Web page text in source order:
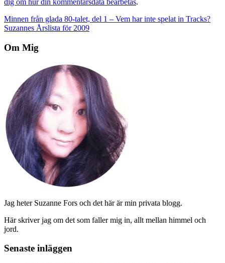
dig om hur din kommentarsdata bearbetas.
Inläggsnavigering
Minnen från glada 80-talet, del 1 – Vem har inte spelat in Tracks?
Suzannes Årslista för 2009
Om Mig
Jag heter Suzanne Fors och det här är min privata blogg.
Här skriver jag om det som faller mig in, allt mellan himmel och
jord.
Senaste inläggen